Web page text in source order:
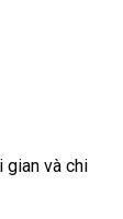
gian và chi